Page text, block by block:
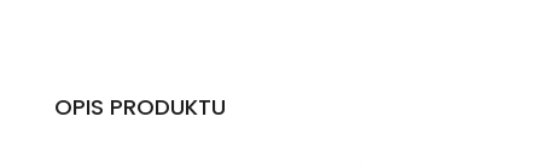
OPIS PRODUKTU